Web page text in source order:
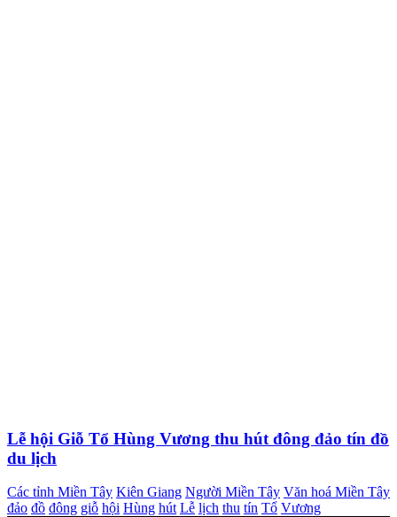
Lễ hội Giỗ Tổ Hùng Vương thu hút đông đảo tín đồ
du lịch
Các tỉnh Miền Tây Kiên Giang Người Miền Tây Văn hoá Miền Tây
đảo đồ đông giỗ hội Hùng hút Lễ lịch thu tín Tổ Vương